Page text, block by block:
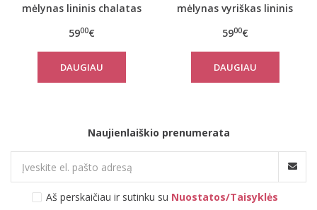
mėlynas lininis chalatas
5900€
DAUGIAU
mėlynas vyriškas lininis
5900€
DAUGIAU
Naujienlaiškio prenumerata
Aš perskaičiau ir sutinku su Nuostatos/Taisyklės